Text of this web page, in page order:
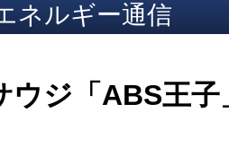
ネルギー通信
ジ「ABS王子